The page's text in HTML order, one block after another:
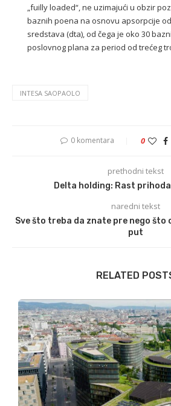
„fuilly loaded“, ne uzimajući u obzir
baznih poena na osnovu apsorpcije
sredstava (dta), od čega je oko 30
poslovnog plana za period od trećeg
INTESA SAOPAOLO
0 komentara 0
prethodni tekst
Delta holding: Rast
naredni tekst
Sve što treba da znate pre nego što
put
RELATED